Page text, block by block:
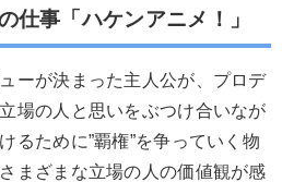
仕事「ハケンアニメ！」
ーが決まった主人公が、プロデ
場の人と思いをぶつけ合いなが
るために”覇権”を争っていく物
まざまな立場の人の価値観が感